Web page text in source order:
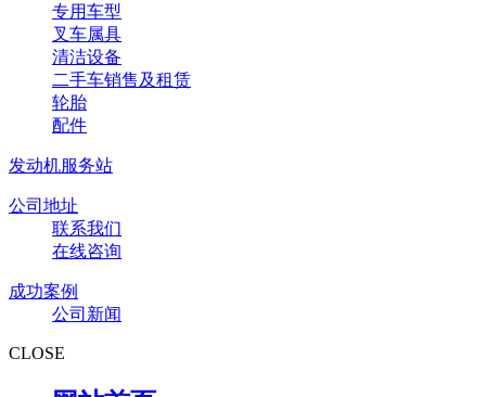
专用车型
叉车属具
清洁设备
二手车销售及租赁
轮胎
配件
发动机服务站
公司地址
联系我们
在线咨询
成功案例
公司新闻
CLOSE